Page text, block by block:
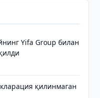
Yifa Group билан
қилинмаган